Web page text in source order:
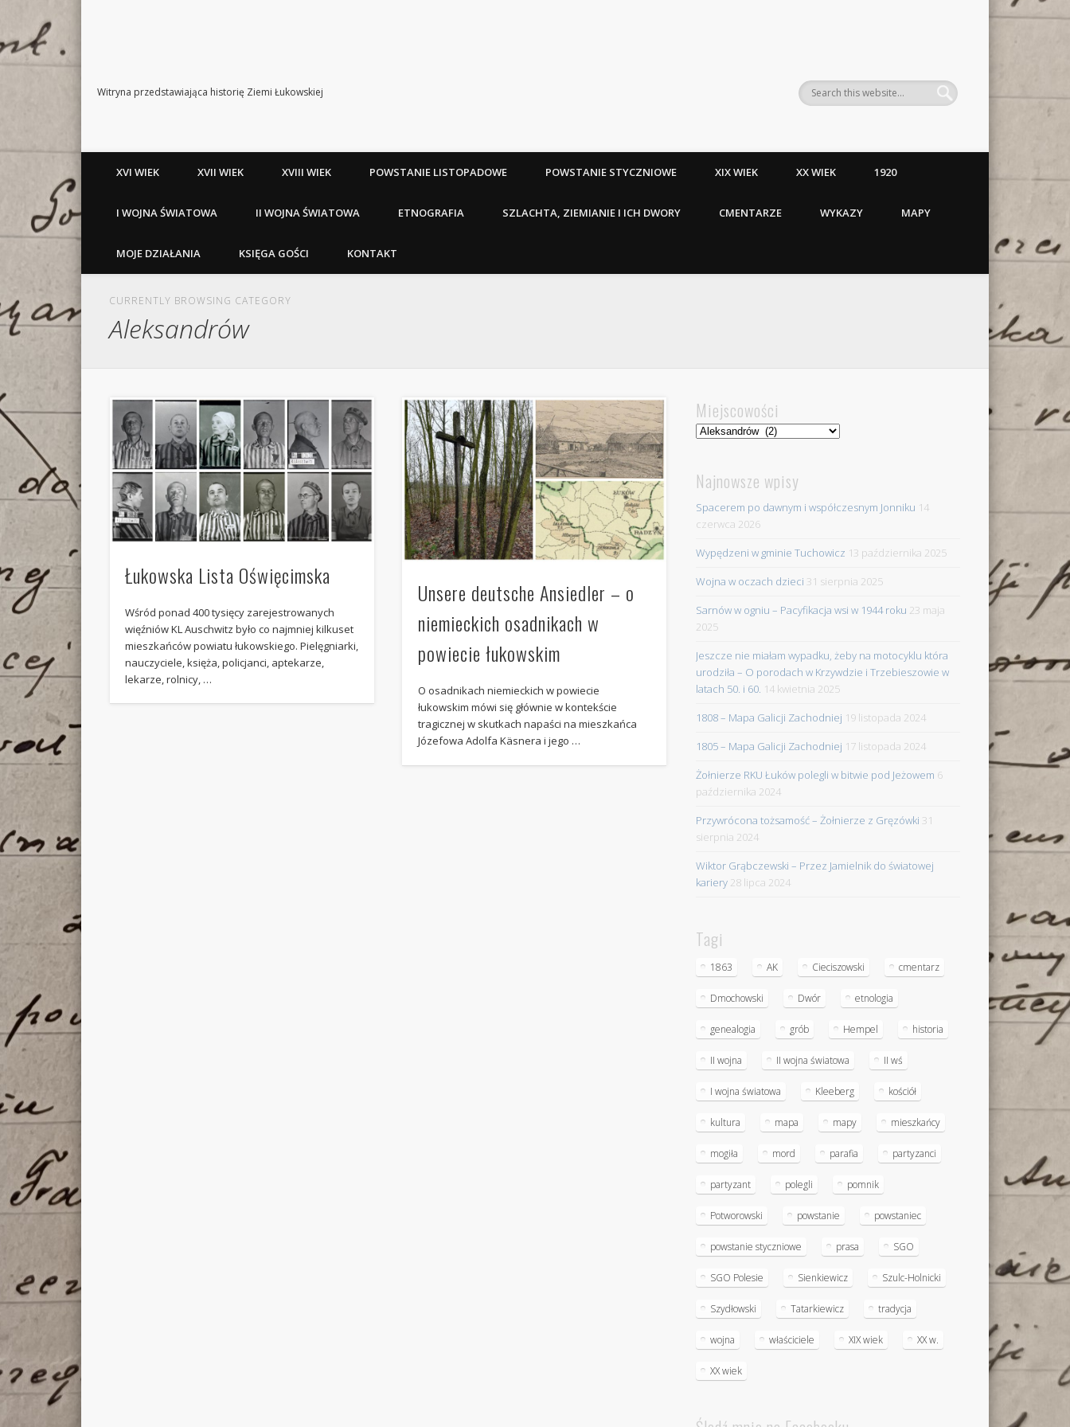
Witryna przedstawiająca historię Ziemi Łukowskiej
XVI WIEK XVII WIEK XVIII WIEK POWSTANIE LISTOPADOWE POWSTANIE STYCZNIOWE XIX WIEK XX WIEK 1920
I WOJNA ŚWIATOWA II WOJNA ŚWIATOWA ETNOGRAFIA SZLACHTA, ZIEMIANIE I ICH DWORY CMENTARZE WYKAZY MAPY
MOJE DZIAŁANIA KSIĘGA GOŚCI KONTAKT
CURRENTLY BROWSING CATEGORY
Aleksandrów
Łukowska Lista Oświęcimska
Wśród ponad 400 tysięcy zarejestrowanych
więźniów KL Auschwitz było co najmniej kilkuset
mieszkańców powiatu łukowskiego. Pielęgniarki,
nauczyciele, księża, policjanci, aptekarze,
lekarze, rolnicy, …
Unsere deutsche Ansiedler – o
niemieckich osadnikach w
powiecie łukowskim
O osadnikach niemieckich w powiecie
łukowskim mówi się głównie w kontekście
tragicznej w skutkach napaści na mieszkańca
Józefowa Adolfa Käsnera i jego …
Miejscowości
Miejscowości
Najnowsze wpisy
Spacerem po dawnym i współczesnym Jonniku 14
czerwca 2026
Wypędzeni w gminie Tuchowicz 13 października 2025
Wojna w oczach dzieci 31 sierpnia 2025
Sarnów w ogniu – Pacyfikacja wsi w 1944 roku 23 maja
2025
Jeszcze nie miałam wypadku, żeby na motocyklu która
urodziła – O porodach w Krzywdzie i Trzebieszowie w
latach 50. i 60. 14 kwietnia 2025
1808 – Mapa Galicji Zachodniej 19 listopada 2024
1805 – Mapa Galicji Zachodniej 17 listopada 2024
Żołnierze RKU Łuków polegli w bitwie pod Jeżowem 6
października 2024
Przywrócona tożsamość – Żołnierze z Gręzówki 31
sierpnia 2024
Wiktor Grąbczewski – Przez Jamielnik do światowej
kariery 28 lipca 2024
Tagi
1863 AK Cieciszowski cmentarz
Dmochowski Dwór etnologia
genealogia grób Hempel historia
II wojna II wojna światowa II wś
I wojna światowa Kleeberg kościół
kultura mapa mapy mieszkańcy
mogiła mord parafia partyzanci
partyzant polegli pomnik
Potworowski powstanie powstaniec
powstanie styczniowe prasa SGO
SGO Polesie Sienkiewicz Szulc-Holnicki
Szydłowski Tatarkiewicz tradycja
wojna właściciele XIX wiek XX w.
XX wiek